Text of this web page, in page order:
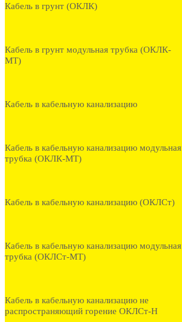
Кабель в грунт (ОКЛК)
Кабель в грунт модульная трубка (ОКЛК-
МТ)
Кабель в кабельную канализацию
Кабель в кабельную канализацию модульная
трубка (ОКЛК-МТ)
Кабель в кабельную канализацию (ОКЛСт)
Кабель в кабельную канализацию модульная
трубка (ОКЛСт-МТ)
Кабель в кабельную канализацию не
распространяющий горение ОКЛСт-Н